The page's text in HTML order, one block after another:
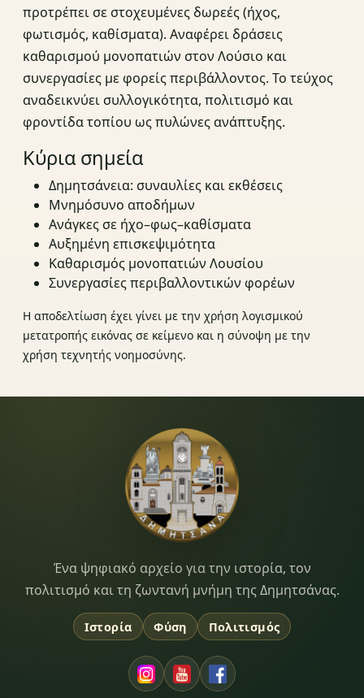
προτρέπει σε στοχευμένες δωρεές (ήχος,
φωτισμός, καθίσματα). Αναφέρει δράσεις
καθαρισμού μονοπατιών στον Λούσιο και
συνεργασίες με φορείς περιβάλλοντος. Το τεύχος
αναδεικνύει συλλογικότητα, πολιτισμό και
φροντίδα τοπίου ως πυλώνες ανάπτυξης.
Κύρια σημεία
Δημητσάνεια: συναυλίες και εκθέσεις
Μνημόσυνο αποδήμων
Ανάγκες σε ήχο–φως–καθίσματα
Αυξημένη επισκεψιμότητα
Καθαρισμός μονοπατιών Λουσίου
Συνεργασίες περιβαλλοντικών φορέων
Η αποδελτίωση έχει γίνει με την χρήση λογισμικού
μετατροπής εικόνας σε κείμενο και η σύνοψη με την
χρήση τεχνητής νοημοσύνης.
Dimitsana.gr
Ένα ψηφιακό αρχείο για την ιστορία, τον
πολιτισμό και τη ζωντανή μνήμη της Δημητσάνας.
Ιστορία Φύση Πολιτισμός